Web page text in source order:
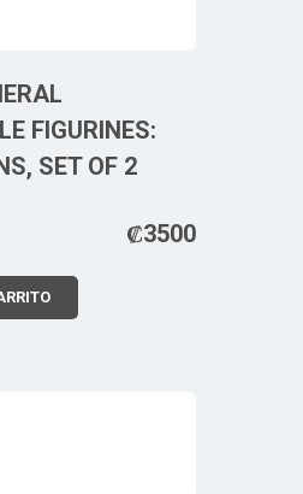
FIGURINES:
SET OF 2
₡3500